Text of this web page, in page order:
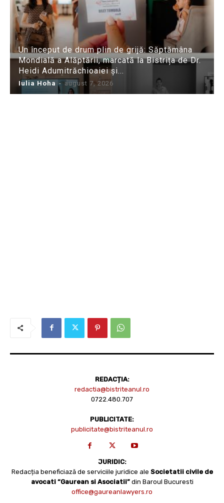
Un început de drum plin de grijă: Săptămâna
Mondială a Alăptării, marcată la Bistrița de Dr.
Heidi Adumitrăchioaiei și...
Iulia Hoha - august 7, 2026
REDACȚIA:
redactia@bistriteanul.ro
0722.480.707
PUBLICITATE:
publicitate@bistriteanul.ro
JURIDIC:
Redacția beneficiază de serviciile juridice ale Societatii civile de
avocati “Gaurean si Asociatii” din Baroul Bucuresti
office@gaureanlawyers.ro